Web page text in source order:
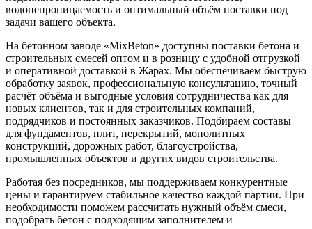
водонепроницаемость и оптимальный объём поставки под
задачи вашего объекта.
На бетонном заводе «MixBeton» доступны поставки бетона и
строительных смесей оптом и в розницу с удобной отгрузкой
и оперативной доставкой в Жарах. Мы обеспечиваем быструю
обработку заявок, профессиональную консультацию, точный
расчёт объёма и выгодные условия сотрудничества как для
новых клиентов, так и для строительных компаний,
подрядчиков и постоянных заказчиков. Подбираем составы
для фундаментов, плит, перекрытий, монолитных
конструкций, дорожных работ, благоустройства,
промышленных объектов и других видов строительства.
Работая без посредников, мы поддерживаем конкурентные
цены и гарантируем стабильное качество каждой партии. При
необходимости поможем рассчитать нужный объём смеси,
подобрать бетон с подходящим заполнителем и